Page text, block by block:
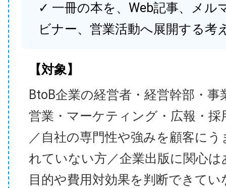
✓ 一冊の本を、Web記事、メル
ビナー、営業活動へ展開する考
【対象】
BtoB企業の経営者・経営幹部・事
営業・マーケティング・広報・採
／自社の専門性や強みを顧客に
れていない方／企業出版に関心
目的や費用対効果を判断できてい